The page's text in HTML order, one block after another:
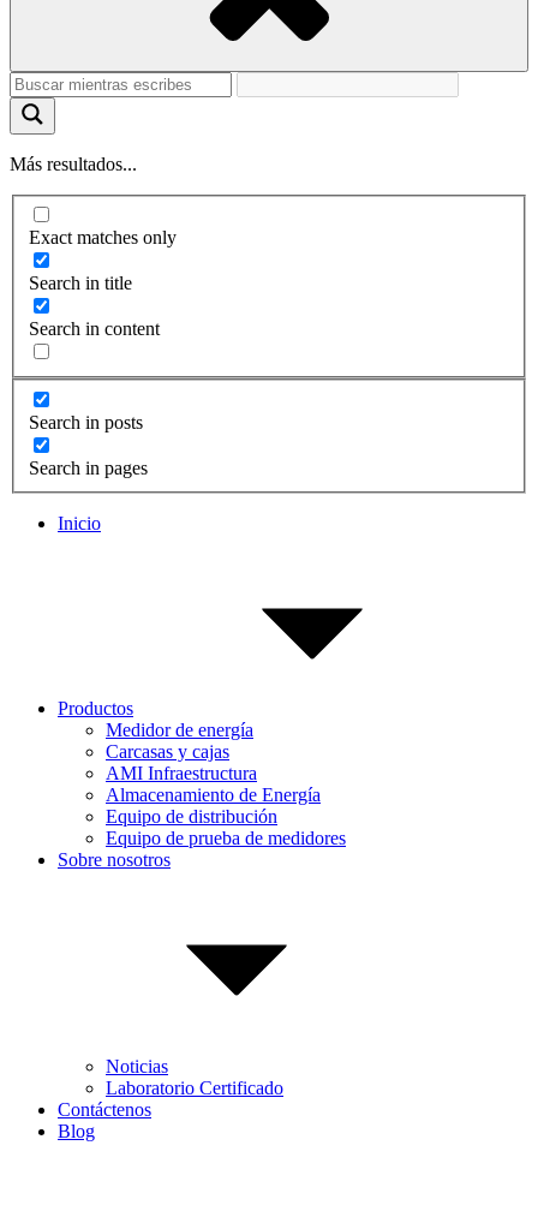
Más resultados...
Exact matches only
Search in title
Search in content
Search in posts
Search in pages
Inicio
Productos
Medidor de energía
Carcasas y cajas
AMI Infraestructura
Almacenamiento de Energía
Equipo de distribución
Equipo de prueba de medidores
Sobre nosotros
Noticias
Laboratorio Certificado
Contáctenos
Blog